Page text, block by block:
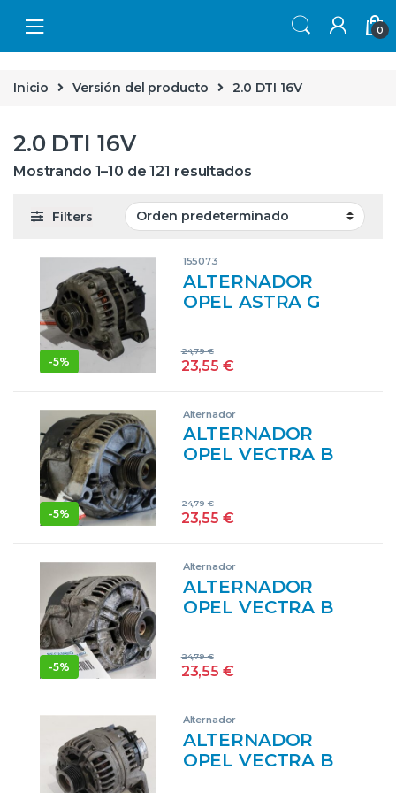
0
Inicio Versión del producto 2.0 DTI 16V
2.0 DTI 16V
Mostrando 1–10 de 121 resultados
Filters
-5%
155073
ALTERNADOR
OPEL ASTRA G
20 DTH Y20DTH
23,55 €
24,79€
-5%
Alternador
ALTERNADOR
OPEL VECTRA B
DTH X20DTH
BOSCH
GENERADOR
23,55 €
24,79€
-5%
Alternador
ALTERNADOR
OPEL VECTRA B
DTH X20DTH
GENERADOR
23,55 €
24,79€
Alternador
ALTERNADOR
OPEL VECTRA B